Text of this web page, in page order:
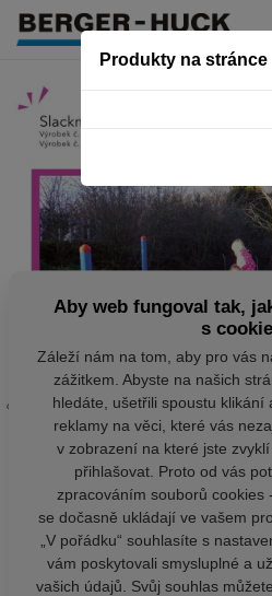
Produkty na stránce
Aby web fungoval tak,
s
Záleží nám na tom, aby pro vás
zážitkem. Abyste na našich
hledáte, ušetřili spoustu klikání
reklamy na věci, které vás
v zobrazení na které jste
přihlašovat. Proto od vás
zpracováním souborů cookies
se dočasně ukládají ve vašem
„V pořádku“ souhlasíte s
vám poskytovali smysluplné a
vašich údajů. Svůj souhlas